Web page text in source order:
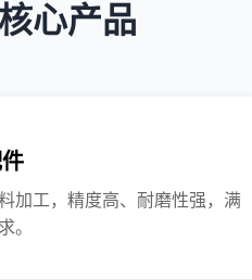
核心产品
加工，精度高、耐磨性强，满
。